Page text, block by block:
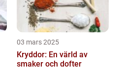
03 mars 2025
Kryddor: En värld av
smaker och dofter